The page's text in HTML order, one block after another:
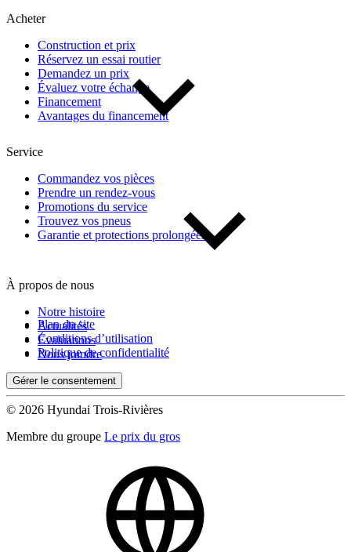
Acheter
Construction et prix
Réservez un essai routier
Demandez un prix
Évaluez votre échange
Financement
Avantages du financement
Service
Commandez vos pièces
Prendre un rendez-vous
Promotions du service
Trouvez vos pneus
Garantie et protections prolongées
À propos de nous
Notre histoire
Actualités
Évaluations
Nous joindre
Plan du site
Conditions d’utilisation
Politique de confidentialité
Gérer le consentement
© 2026 Hyundai Trois-Rivières
Membre du groupe Le prix du gros